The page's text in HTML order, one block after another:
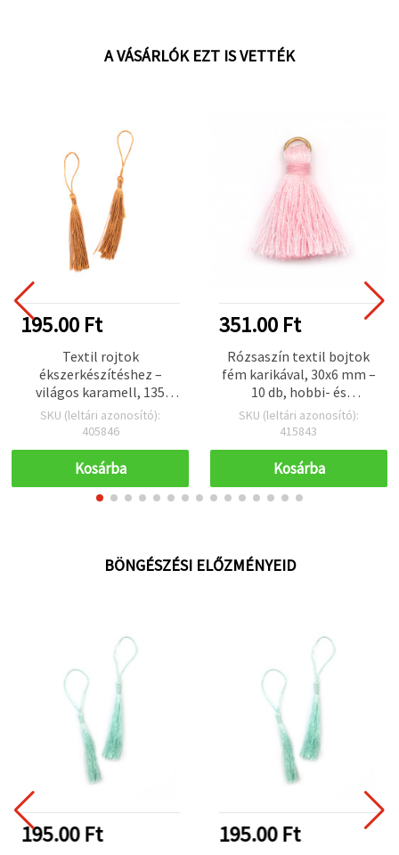
A VÁSÁRLÓK EZT IS VETTÉK
195.00 Ft
Textil rojtok
ékszerkészítéshez –
világos karamell, 135
mm, 5 db
SKU (leltári azonosító):
405846
Kosárba
351.00 Ft
Rózsaszín textil bojtok
fém karikával, 30x6 mm –
10 db, hobbi- és
ékszerkészítéshez
SKU (leltári azonosító):
415843
Kosárba
BÖNGÉSZÉSI ELŐZMÉNYEID
195.00 Ft 195.00 Ft